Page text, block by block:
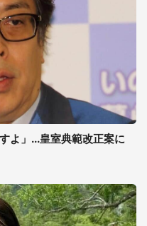
よ」...皇室典範改正案に